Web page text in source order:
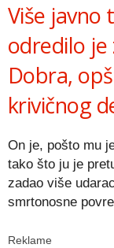
Više javno
odredilo je
Dobra,
krivičnog
On je, pošto mu
tako što ju je
zadao više
smrtonosne
Reklame